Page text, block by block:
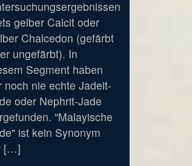
gelber Calcit oder
Chalcedon (gefärbt
ungefärbt). In
Segment haben
noch nie echte Jadeit-
oder Nephrit-Jade
"Malayische
ist kein Synonym
[…]